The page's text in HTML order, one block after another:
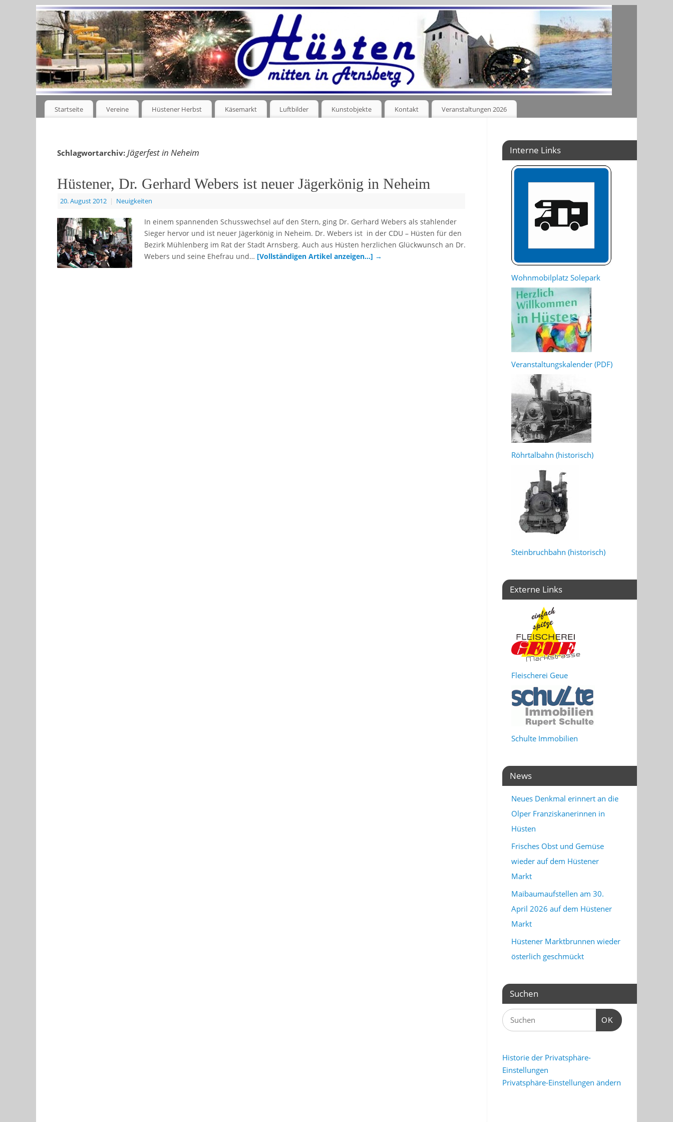
Startseite Vereine Hüstener Herbst Käsemarkt Luftbilder Kunstobjekte Kontakt Veranstaltungen 2026
Schlagwortarchiv:Jägerfest in Neheim
Hüstener, Dr. Gerhard Webers ist neuer Jägerkönig in Neheim
20. August 2012 | Neuigkeiten
In einem spannenden Schusswechsel auf den Stern, ging Dr. Gerhard Webers als stahlender
Sieger hervor und ist neuer Jägerkönig in Neheim. Dr. Webers ist in der CDU – Hüsten für den
Bezirk Mühlenberg im Rat der Stadt Arnsberg. Auch aus Hüsten herzlichen Glückwunsch an Dr.
Webers und seine Ehefrau und… [Vollständigen Artikel anzeigen…] →
Interne Links
Wohnmobilplatz Solepark
Veranstaltungskalender (PDF)
Röhrtalbahn (historisch)
Steinbruchbahn (historisch)
Externe Links
Fleischerei Geue
Schulte Immobilien
News
Neues Denkmal erinnert an die
Olper Franziskanerinnen in
Hüsten
Frisches Obst und Gemüse
wieder auf dem Hüstener
Markt
Maibaumaufstellen am 30.
April 2026 auf dem Hüstener
Markt
Hüstener Marktbrunnen wieder
österlich geschmückt
Suchen
OK
Historie der Privatsphäre-
Einstellungen
Privatsphäre-Einstellungen ändern